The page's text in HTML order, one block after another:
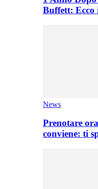
Buffett:
News
Prenotare
conviene: ti